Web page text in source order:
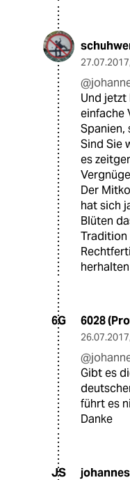
27.07.2017,
Und
einfache
Spanien,
Sind Sie
es
Der
hat sich
Blüten
Tradition
6G 6028
26.07.2017,
Gibt es
führt es
Danke
JS